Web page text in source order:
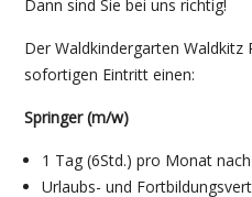
Dann sind Sie bei uns richtig!
Der Waldkindergarten Waldkitz
sofortigen Eintritt einen:
Springer (m/w)
1 Tag (6Std.) pro Monat
Urlaubs- und